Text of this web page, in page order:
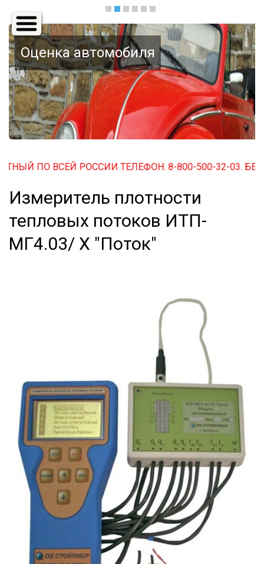
Основная
навигация
Оценка автомобиля
ПО ВСЕЙ РОССИИ ТЕЛЕФОН: 8-800-500-32-03.
Измеритель плотности
тепловых потоков ИТП-
МГ4.03/ X "Поток"